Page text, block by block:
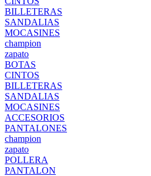
BILLETERAS
SANDALIAS
MOCASINES
champion
zapato
BOTAS
CINTOS
BILLETERAS
SANDALIAS
MOCASINES
ACCESORIOS
PANTALONES
champion
zapato
POLLERA
PANTALON